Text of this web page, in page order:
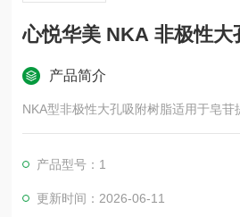
心悦华美 NKA 非极性大
产品简介
NKA型非极性大孔吸附树脂适用于皂苷
产品型号：1
更新时间：2026-06-11